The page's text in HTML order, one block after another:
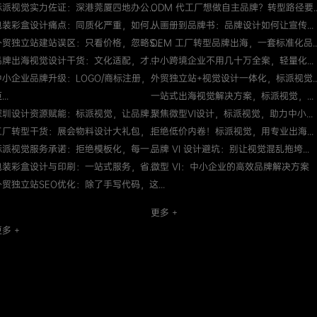
派视觉实力佐证：深港莞厦四地办公...
装彩盒设计痛点：同质化严重，如何...
贸独立站建站误区：只看价格，忽略S...
牌出海视觉设计干货：文化适配，才...
企业品牌升级：LOGO/商标注册，
圳设计资源赋能：标派视觉，让品牌...
厂转型干货：展会物料设计大礼包，...
派视觉服务承诺：拒绝模板化，每一...
装彩盒设计与印刷：一站式服务，省...
独立站SEO优化：除了手写代码，这...
多 +
ODM 代工厂想做自主品牌？转型路径要
从画册到品牌书：品牌设计如何让宣传...
OEM 工厂转型品牌出海，一套标准化品
中小跨境企业不用几十万全案，轻量化...
外贸独立站+视觉设计一体化，标派视觉
一站式出海视觉解决方案，标派视觉，...
聚焦微型VI设计，标派视觉，助力中小...
拒绝低价内卷！标派视觉，用专业出海...
品牌 VI 设计避坑：别让视觉混乱拖垮...
微型 VI：中小企业的高效品牌解决方案
更多 +